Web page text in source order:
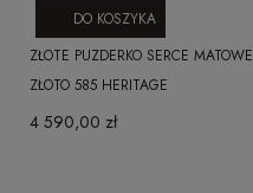
ZŁOTE PUZDERKO SERCE MATOWE
ZŁOTO 585 HERITAGE
4 590,00 zł
DO KOSZYKA